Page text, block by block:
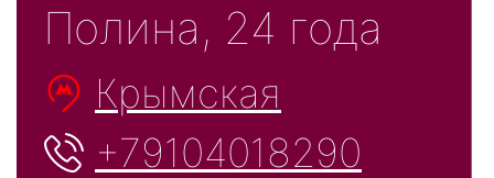
Полина, 24 года
Крымская
+79104018290